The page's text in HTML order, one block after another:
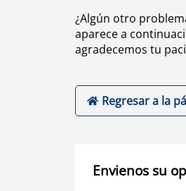
¿Algún otro
aparece a
agradecemos tu
Regresar a la
Envienos su